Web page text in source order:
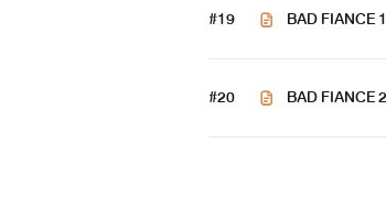
#19 BAD FIANCE
#20 BAD FIANCE